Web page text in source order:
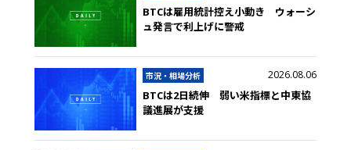
BTCは雇用統計控え小動き ウォーシ
ュ発言で利上げに警戒
市況・相場分析 2026.08.06
BTCは2日続伸 弱い米指標と中東協
議進展が支援